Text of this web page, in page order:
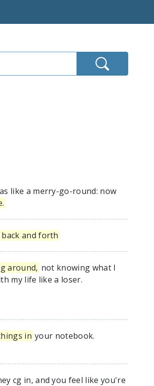
like a merry-go-round: now
and forth
around, not knowing what I
my life like a loser.
in your notebook.
cg in, and you feel like you're